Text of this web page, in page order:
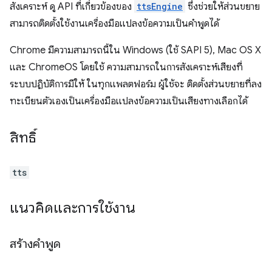
สังเคราะห์ ดู API ที่เกี่ยวข้องของ ttsEngine ซึ่งช่วยให้ส่วนขยาย
สามารถติดตั้งใช้งานเครื่องมือแปลงข้อความเป็นคำพูดได้
Chrome มีความสามารถนี้ใน Windows (ใช้ SAPI 5), Mac OS X
และ ChromeOS โดยใช้ ความสามารถในการสังเคราะห์เสียงที่
ระบบปฏิบัติการมีให้ ในทุกแพลตฟอร์ม ผู้ใช้จะ ติดตั้งส่วนขยายที่ลง
ทะเบียนตัวเองเป็นเครื่องมือแปลงข้อความเป็นเสียงทางเลือกได้
สิทธิ์
tts
แนวคิดและการใช้งาน
สร้างคำพูด